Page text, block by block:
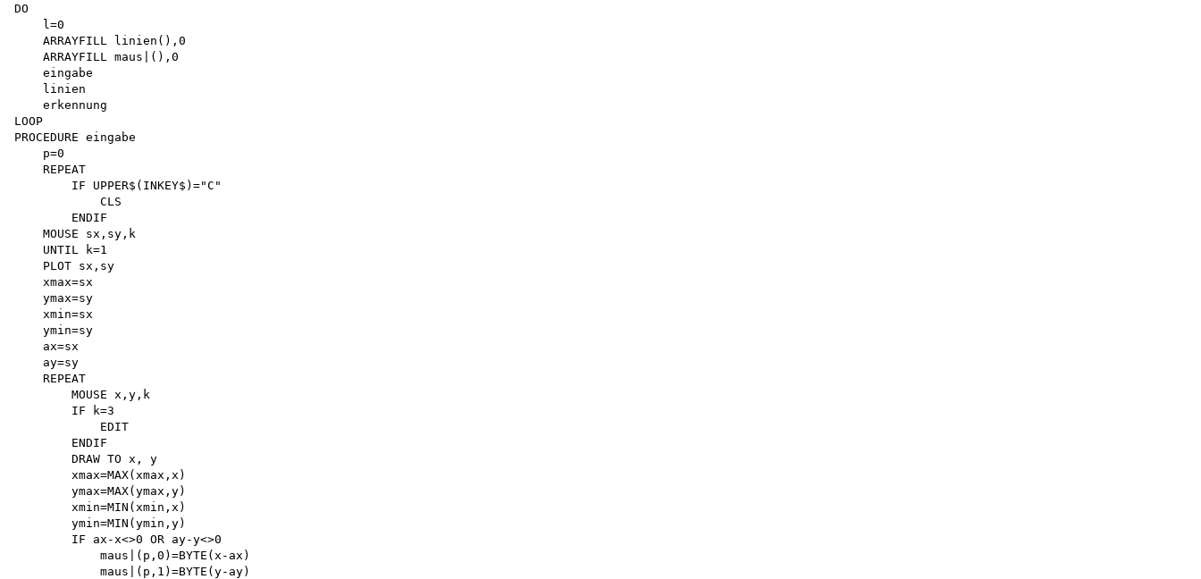
DO
    l=0
    ARRAYFILL linien(),0
    ARRAYFILL maus|(),0
    eingabe
    linien
    erkennung
LOOP
PROCEDURE eingabe
    p=0
    REPEAT
        IF UPPER$(INKEY$)="C"
            CLS
        ENDIF
    MOUSE sx,sy,k
    UNTIL k=1
    PLOT sx,sy
    xmax=sx
    ymax=sy
    xmin=sx
    ymin=sy
    ax=sx
    ay=sy
    REPEAT
        MOUSE x,y,k
        IF k=3
            EDIT
        ENDIF
        DRAW TO x, y
        xmax=MAX(xmax,x)
        ymax=MAX(ymax,y)
        xmin=MIN(xmin,x)
        ymin=MIN(ymin,y)
        IF ax-x<>0 OR ay-y<>0
            maus|(p,0)=BYTE(x-ax)
            maus|(p,1)=BYTE(y-ay)